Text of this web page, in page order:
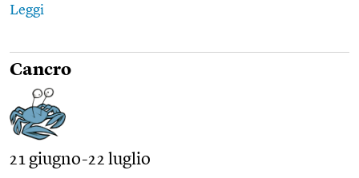
Leggi
Cancro
21 giugno-22 luglio